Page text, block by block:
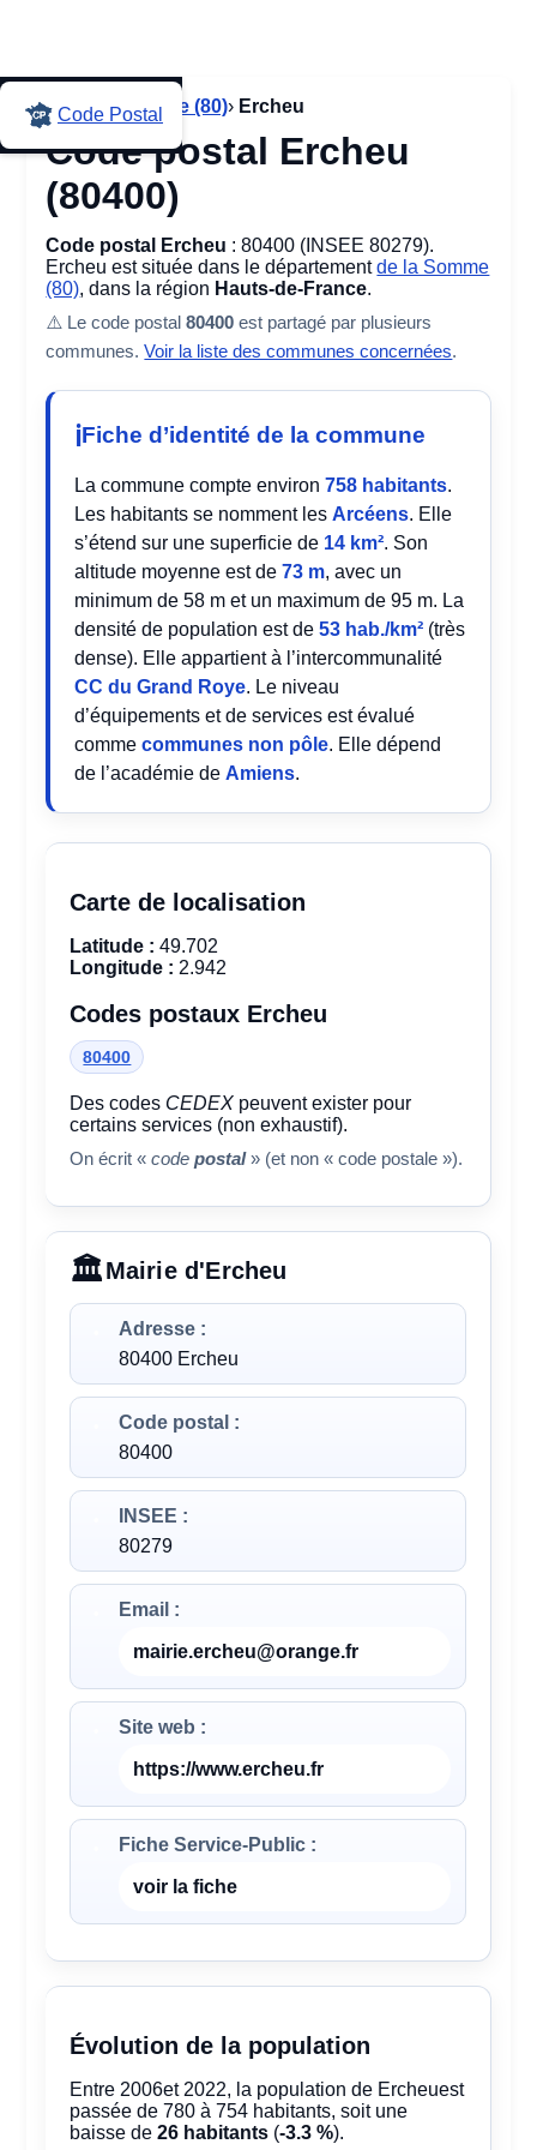
Code Postal
Accueil › Somme (80)› Ercheu
Code postal Ercheu
(80400)
Code postal Ercheu : 80400 (INSEE 80279).
Ercheu est située dans le départementde la Somme
(80), dans la région Hauts-de-France.
⚠️ Le code postal80400 est partagé par plusieurs
communes.Voir la liste des communes concernées.
Fiche d’identité de la commune
La commune compte environ758 habitants.
Les habitants se nomment les Arcéens. Elle
s’étend sur une superficie de 14 km². Son
altitude moyenne est de73 m, avec un
minimum de 58 m et un maximum de 95 m. La
densité de population est de53 hab./km² (très
dense). Elle appartient à l’intercommunalité
CC du Grand Roye. Le niveau
d’équipements et de services est évalué
commecommunes non pôle. Elle dépend
de l’académie de Amiens.
Carte de localisation
Latitude : 49.702
Longitude : 2.942
Codes postaux Ercheu
80400
Des codes CEDEX peuvent exister pour
certains services (non exhaustif).
On écrit «codepostal» (et non « code postale »).
Mairie d'Ercheu
Adresse :
80400 Ercheu
Code postal :
80400
INSEE :
80279
Email :
mairie.ercheu@orange.fr
Site web :
https://www.ercheu.fr
Fiche Service-Public :
voir la fiche
Évolution de la population
Entre 2006et 2022, la population de Ercheuest
passée de 780 à 754 habitants, soit une
baisse de26 habitants (-3.3 %).